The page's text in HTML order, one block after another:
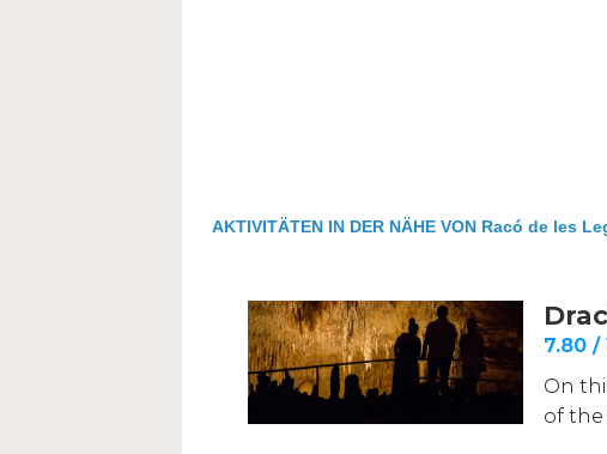
AKTIVITÄTEN IN DER NÄHE VON Racó de les